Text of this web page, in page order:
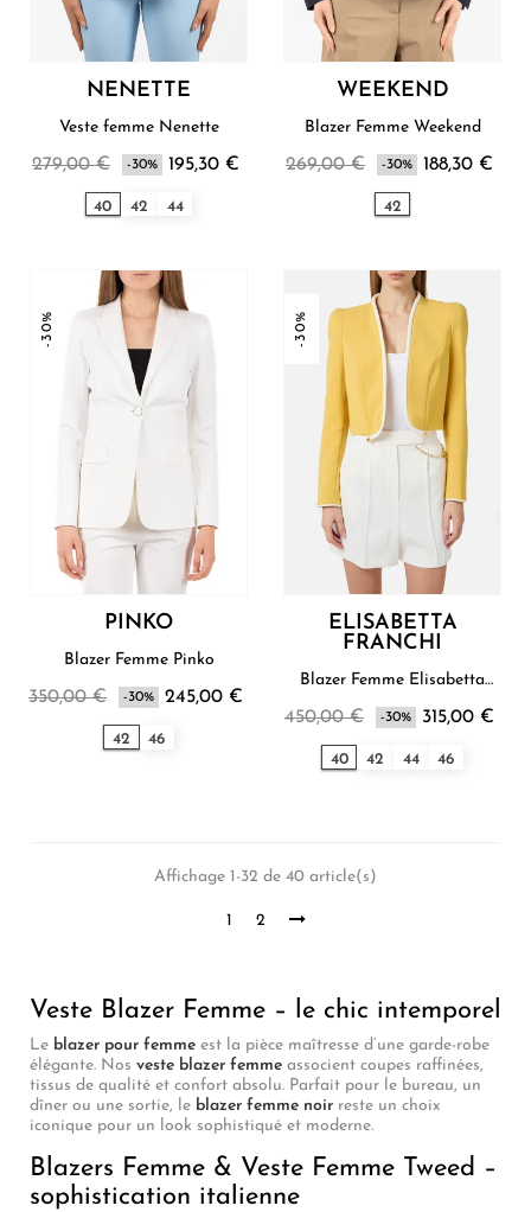
NENETTE
Veste femme Nenette
279,00 € -30% 195,30 €
40 42 44
WEEKEND
Blazer Femme Weekend
269,00 € -30% 188,30 €
42
-30%
PINKO
Blazer Femme Pinko
350,00 € -30% 245,00 €
42 46
-30%
ELISABETTA
FRANCHI
Blazer Femme Elisabetta
450,00 € -30% 315,00 €
40 42 44 46
Affichage 1-32 de 40 article(s)
1 2
Veste Blazer Femme – le chic intemporel
Le blazer pour femme est la pièce maîtresse d’une garde-robe
élégante. Nos veste blazer femme associent coupes raffinées,
tissus de qualité et confort absolu. Parfait pour le bureau, un
dîner ou une sortie, le blazer femme noir reste un choix
iconique pour un look sophistiqué et moderne.
Blazers Femme & Veste Femme Tweed –
sophistication italienne